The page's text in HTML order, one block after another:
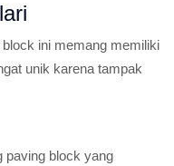
ini memang memiliki
unik karena tampak
paving block yang